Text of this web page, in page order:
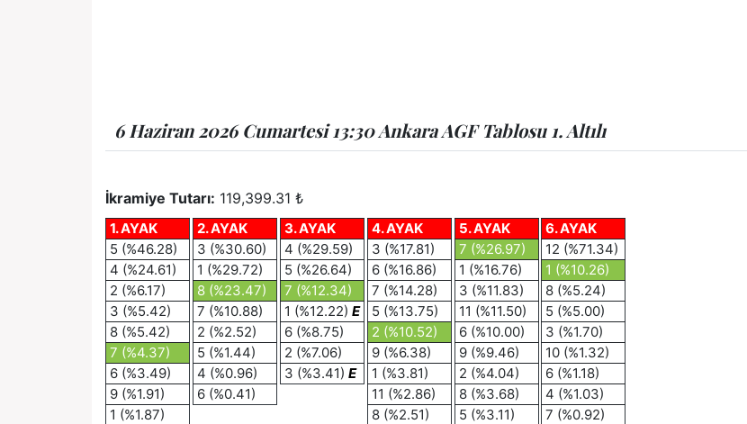
6 Haziran 2026 Cumartesi 13:30 Ankara AGF Tablosu 1. Altılı
İkramiye Tutarı: 119,399.31 ₺
1. AYAK
5 (%46.28)
4 (%24.61)
2 (%6.17)
3 (%5.42)
8 (%5.42)
7 (%4.37)
6 (%3.49)
9 (%1.91)
1 (%1.87)
2. AYAK
3 (%30.60)
1 (%29.72)
8 (%23.47)
7 (%10.88)
2 (%2.52)
5 (%1.44)
4 (%0.96)
6 (%0.41)
3. AYAK
4 (%29.59)
5 (%26.64)
7 (%12.34)
1 (%12.22) E
6 (%8.75)
2 (%7.06)
3 (%3.41) E
4. AYAK
3 (%17.81)
6 (%16.86)
7 (%14.28)
5 (%13.75)
2 (%10.52)
9 (%6.38)
1 (%3.81)
11 (%2.86)
8 (%2.51)
5. AYAK
7 (%26.97)
1 (%16.76)
3 (%11.83)
11 (%11.50)
6 (%10.00)
9 (%9.46)
2 (%4.04)
8 (%3.68)
5 (%3.11)
6. AYAK
12 (%71.34)
1 (%10.26)
8 (%5.24)
5 (%5.00)
3 (%1.70)
10 (%1.32)
6 (%1.18)
4 (%1.03)
7 (%0.92)